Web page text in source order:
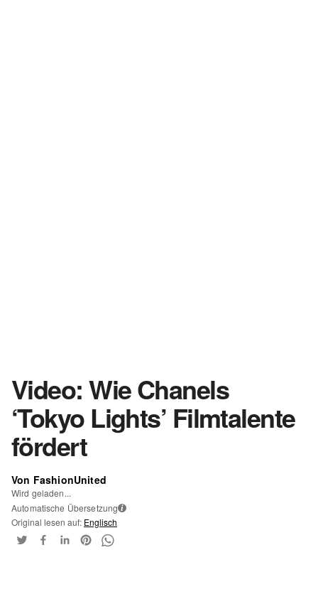
Video: Wie Chanels
‘Tokyo Lights’ Filmtalente
fördert
Von FashionUnited
Wird geladen...
Automatische Übersetzung i
Original lesen auf: Englisch